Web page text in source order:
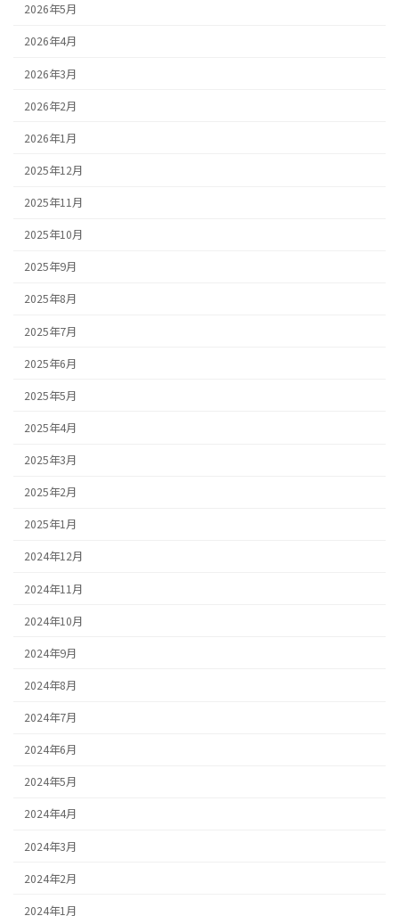
2026年5月
2026年4月
2026年3月
2026年2月
2026年1月
2025年12月
2025年11月
2025年10月
2025年9月
2025年8月
2025年7月
2025年6月
2025年5月
2025年4月
2025年3月
2025年2月
2025年1月
2024年12月
2024年11月
2024年10月
2024年9月
2024年8月
2024年7月
2024年6月
2024年5月
2024年4月
2024年3月
2024年2月
2024年1月